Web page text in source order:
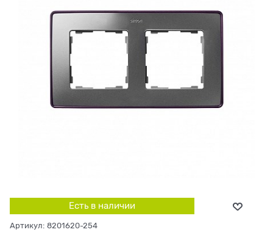
Есть в наличии
Артикул: 8201620-254